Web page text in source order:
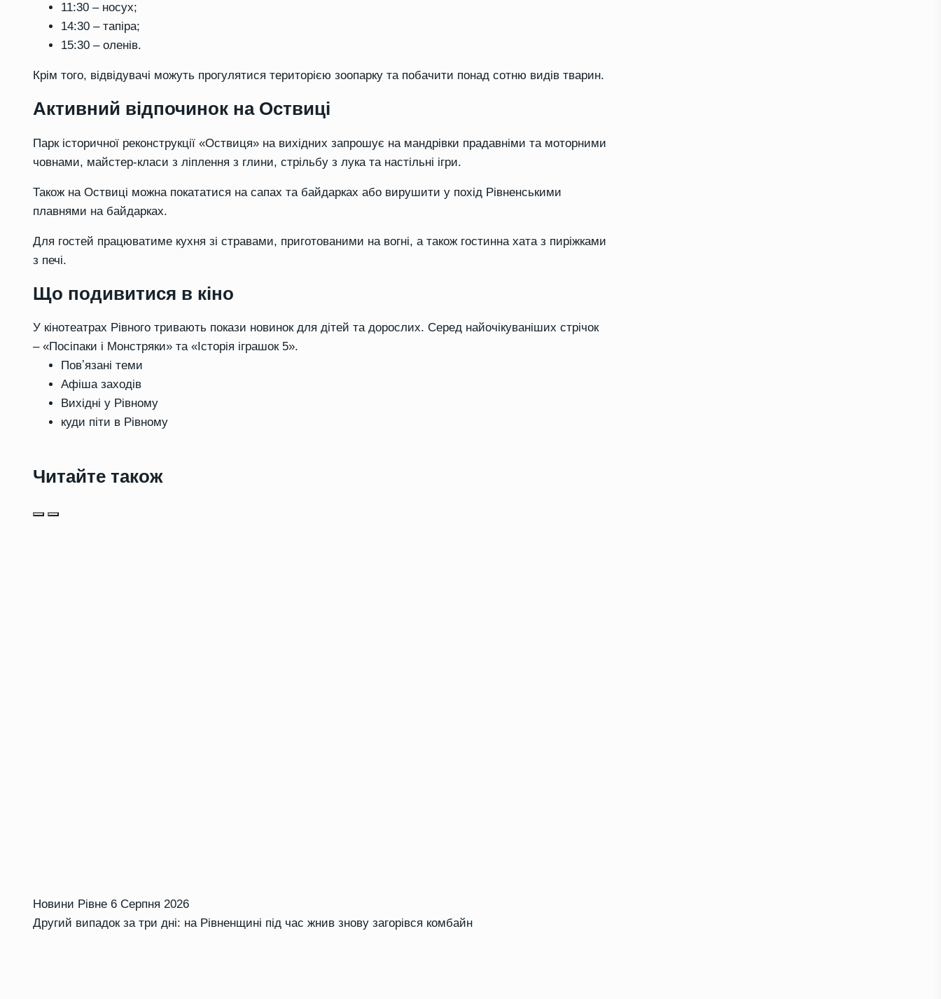
11:30 – носух;
14:30 – тапіра;
15:30 – оленів.
Крім того, відвідувачі можуть прогулятися територією зоопарку та побачити понад сотню видів тварин.
Активний відпочинок на Оствиці
Парк історичної реконструкції «Оствиця» на вихідних запрошує на мандрівки прадавніми та моторними
човнами, майстер-класи з ліплення з глини, стрільбу з лука та настільні ігри.
Також на Оствиці можна покататися на сапах та байдарках або вирушити у похід Рівненськими
плавнями на байдарках.
Для гостей працюватиме кухня зі стравами, приготованими на вогні, а також гостинна хата з пиріжками
з печі.
Що подивитися в кіно
У кінотеатрах Рівного тривають покази новинок для дітей та дорослих. Серед найочікуваніших стрічок
– «Посіпаки і Монстряки» та «Історія іграшок 5».
Повʼязані теми
Афіша заходів
Вихідні у Рівному
куди піти в Рівному
Читайте також
Новини Рівне 6 Серпня 2026
Другий випадок за три дні: на Рівненщині під час жнив знову загорівся комбайн